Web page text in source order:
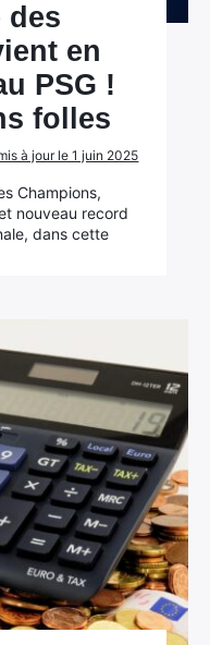
des
en
PSG !
folles
à jour le 1 juin 2025
Champions,
nouveau record
dans cette